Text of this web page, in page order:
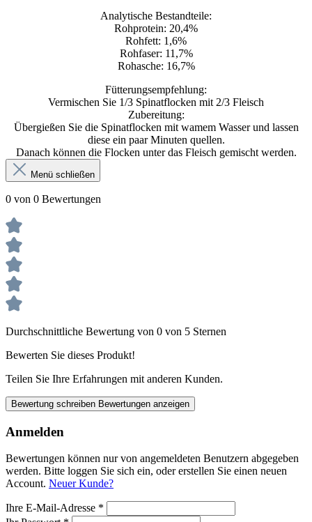
Analytische Bestandteile:
Rohprotein: 20,4%
Rohfett: 1,6%
Rohfaser: 11,7%
Rohasche: 16,7%
Fütterungsempfehlung:
Vermischen Sie 1/3 Spinatflocken mit 2/3 Fleisch
Zubereitung:
Übergießen Sie die Spinatflocken mit wamem Wasser und lassen
diese ein paar Minuten quellen.
Danach können die Flocken unter das Fleisch gemischt werden.
Menü schließen
0 von 0 Bewertungen
Durchschnittliche Bewertung von 0 von 5 Sternen
Bewerten Sie dieses Produkt!
Teilen Sie Ihre Erfahrungen mit anderen Kunden.
Bewertung schreiben Bewertungen anzeigen
Anmelden
Bewertungen können nur von angemeldeten Benutzern abgegeben
werden. Bitte loggen Sie sich ein, oder erstellen Sie einen neuen
Account. Neuer Kunde?
Ihre E-Mail-Adresse *